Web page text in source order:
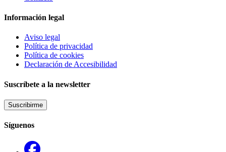
Información legal
Aviso legal
Política de privacidad
Política de cookies
Declaración de Accesibilidad
Suscríbete a la newsletter
Suscribirme
Síguenos